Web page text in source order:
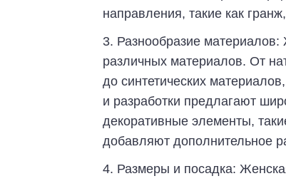
направления, такие как
Разнообразие
различных материалов. От
до синтетических
и разработки предлагают
декоративные элементы,
добавляют дополнительное
Размеры и посадка: